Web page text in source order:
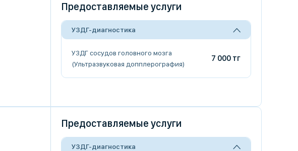
Предоставляемые услуги
УЗДГ-диагностика
УЗДГ сосудов головного мозга
(Ультразвуковая допплерография)
7 000 тг
Предоставляемые услуги
УЗДГ-диагностика